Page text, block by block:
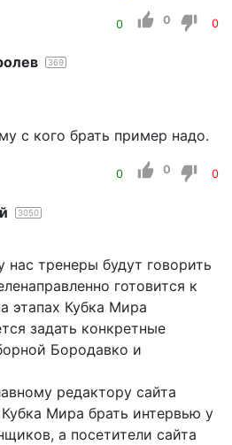
0 0 0
369
с кого брать пример надо.
0 0 0
3050
нас тренеры будут говорить
готовится к
этапах Кубка Мира
задать конкретные
Бородавко и
редактору сайта
Мира брать интервью у
а посетители сайта